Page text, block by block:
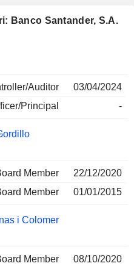
Banco Santander, S.A.
Auditor
03/04/2024
Principal
-
Member
22/12/2020
Member
01/01/2015
i Colomer
Member
08/10/2020